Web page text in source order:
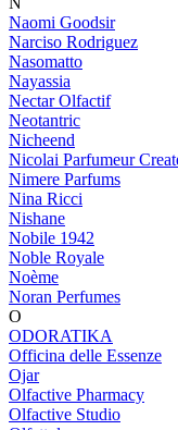
Naomi Goodsir
Narciso Rodriguez
Nasomatto
Nayassia
Nectar Olfactif
Neotantric
Nicheend
Nicolai Parfumeur
Nimere Parfums
Nina Ricci
Nishane
Nobile 1942
Noble Royale
Noème
Noran Perfumes
O
ODORATIKA
Officina delle Essenze
Ojar
Olfactive Pharmacy
Olfactive Studio